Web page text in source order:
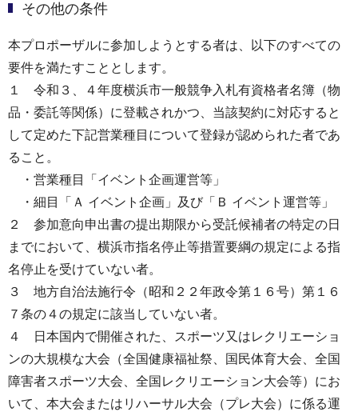
その他の条件
本プロポーザルに参加しようとする者は、以下のすべての
要件を満たすこととします。
１ 令和３、４年度横浜市⼀般競争⼊札有資格者名簿（物
品・委託等関係）に登載されかつ、当該契約に対応すると
して定めた下記営業種目について登録が認められた者であ
ること。
・営業種目「イベント企画運営等」
・細目「Ａ イベント企画」及び「Ｂ イベント運営等」
２ 参加意向申出書の提出期限から受託候補者の特定の⽇
までにおいて、横浜市指名停⽌等措置要綱の規定による指
名停⽌を受けていない者。
３ 地方自治法施行令（昭和２２年政令第１６号）第１６
７条の４の規定に該当していない者。
４ 日本国内で開催された、スポーツ又はレクリエーショ
ンの大規模な大会（全国健康福祉祭、国民体育⼤会、全国
障害者スポーツ大会、全国レクリエーション大会等）にお
いて、本大会またはリハーサル大会（プレ大会）に係る運